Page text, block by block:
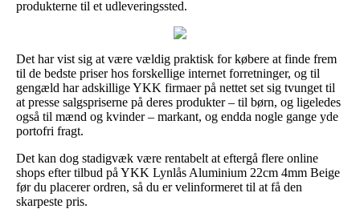
produkterne til et udleveringssted.
Det har vist sig at være vældig praktisk for købere at finde frem
til de bedste priser hos forskellige internet forretninger, og til
gengæld har adskillige YKK firmaer på nettet set sig tvunget til
at presse salgspriserne på deres produkter – til børn, og ligeledes
også til mænd og kvinder – markant, og endda nogle gange yde
portofri fragt.
Det kan dog stadigvæk være rentabelt at eftergå flere online
shops efter tilbud på YKK Lynlås Aluminium 22cm 4mm Beige
før du placerer ordren, så du er velinformeret til at få den
skarpeste pris.